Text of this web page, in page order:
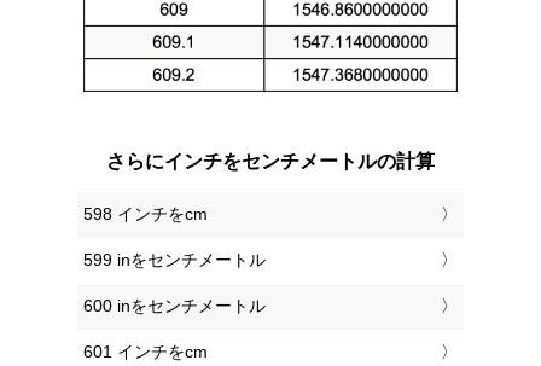
さらにインチをセンチメートルの計算
598 インチをcm
599 inをセンチメートル
600 inをセンチメートル
601 インチをcm